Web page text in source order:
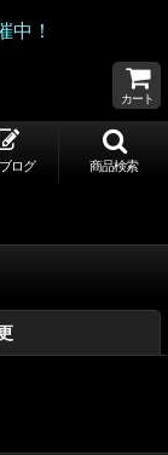
中！
カート
ログ 商品検索